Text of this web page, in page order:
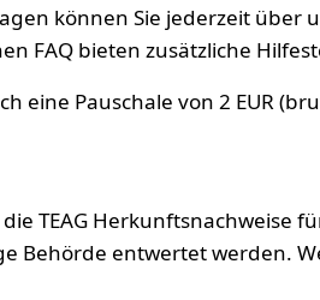
können Sie jederzeit über
FAQ bieten zusätzliche
eine Pauschale von 2 EUR
TEAG Herkunftsnachweise
Behörde entwertet werden.